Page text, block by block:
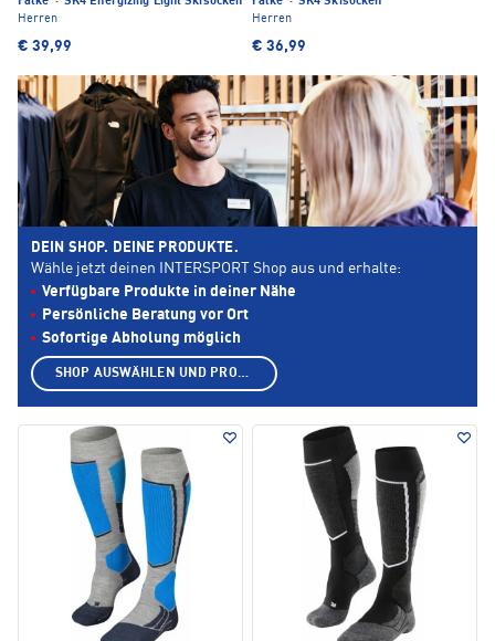
Herren
€ 39,99
Herren
€ 36,99
DEIN SHOP. DEINE PRODUKTE.
Wähle jetzt deinen INTERSPORT Shop aus und erhalte:
Verfügbare Produkte in deiner Nähe
Persönliche Beratung vor Ort
Sofortige Abholung möglich
SHOP AUSWÄHLEN UND PRODUKTE ANZEIGEN